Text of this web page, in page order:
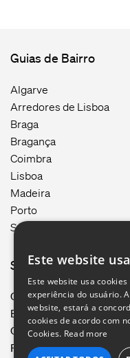
Guias de Bairro
Algarve
Arredores de Lisboa
Braga
Bragança
Coimbra
Lisboa
Madeira
Porto
Setúbal
Site map
Como funciona
Blog
Carreiras
Política de Privacidade
Este website
Este website usa
experiência do usuário.
website, estará a
cookies de acordo com
Cookies. Read more